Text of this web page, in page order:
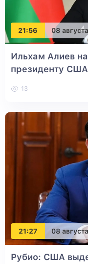
21:56 08
Ильхам Алиев
президенту
13
21:27 08
Рубио: США